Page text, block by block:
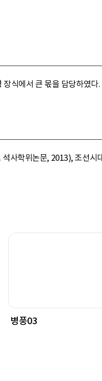
식에서 큰 몫을 담당하였다.
사학위논문, 2013), 조선
병풍03